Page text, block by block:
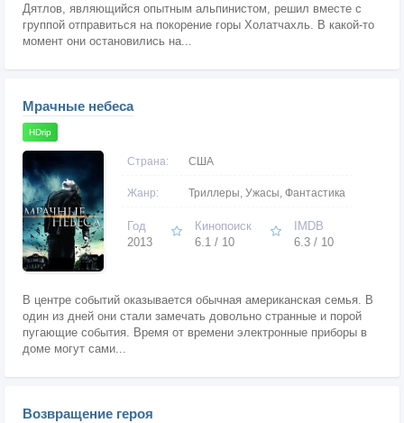
Дятлов, являющийся опытным альпинистом, решил вместе с
группой отправиться на покорение горы Холатчахль. В какой-то
момент они остановились на...
Мрачные небеса
HDrip
Страна: США
Жанр: Триллеры, Ужасы, Фантастика
Год
2013
Кинопоиск
6.1 / 10
IMDB
6.3 / 10
В центре событий оказывается обычная американская семья. В
один из дней они стали замечать довольно странные и порой
пугающие события. Время от времени электронные приборы в
доме могут сами...
Возвращение героя